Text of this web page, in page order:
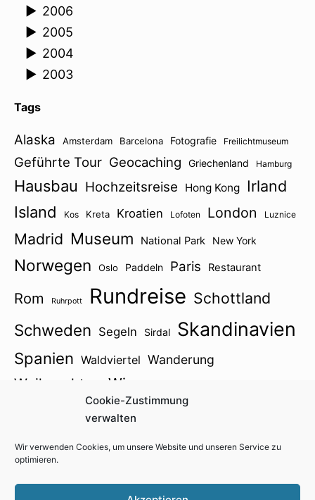
Cookie-Zustimmung
verwalten
Wir verwenden Cookies, um unsere Website und unseren Service zu
optimieren.
► 2006
► 2005
► 2004
► 2003
Tags
Alaska Amsterdam Barcelona Fotografie Freilichtmuseum
Geführte Tour Geocaching Griechenland Hamburg
Hausbau Hochzeitsreise Hong Kong Irland
Island
Kos Kreta Kroatien Lofoten London Luznice
Madrid Museum National Park New York
Norwegen Oslo Paddeln Paris Restaurant
Rom Ruhrpott Rundreise Schottland
Schweden Segeln Sirdal Skandinavien
Spanien Waldviertel Wanderung
Weihnachten Wien
Österreich2021
Kontakt Cookie-Richtlinie (EU)